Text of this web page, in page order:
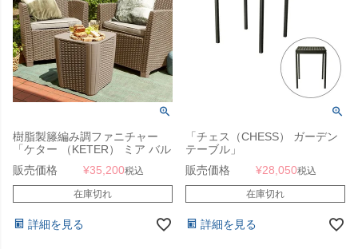
樹脂製籐編み調ファニチャー
「ケター （KETER） ミア バル
コニー 3点セット（MIA
BALCONY 3SET）」
販売価格 ¥35,200税込
在庫切れ
詳細を見る
「チェス（CHESS） ガーデン
テーブル」
販売価格
¥28,050税込
在庫切れ
詳細を見る